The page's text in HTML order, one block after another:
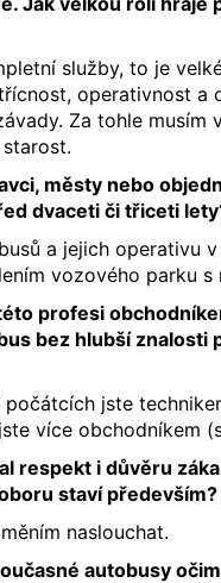
služby, to je
operativnost a
Za tohle musím
městy nebo
dvaceti či třiceti
a jejich operativu
vozového parku s
profesi
bez hlubší znalosti
počátcích jste
více obchodníkem
respekt i důvěru
staví především?
naslouchat.
autobusy